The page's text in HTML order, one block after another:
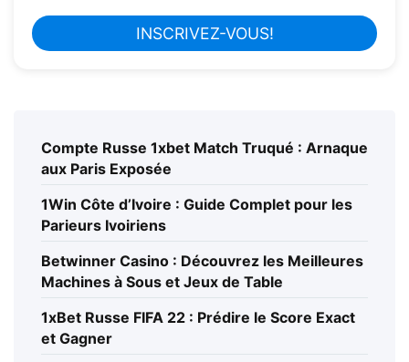
INSCRIVEZ-VOUS!
Compte Russe 1xbet Match Truqué : Arnaque
aux Paris Exposée
1Win Côte d’Ivoire : Guide Complet pour les
Parieurs Ivoiriens
Betwinner Casino : Découvrez les Meilleures
Machines à Sous et Jeux de Table
1xBet Russe FIFA 22 : Prédire le Score Exact
et Gagner